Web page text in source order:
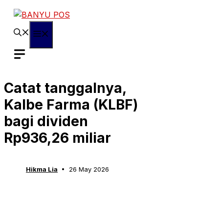
Skip
content
Catat tanggalnya,
Kalbe Farma (KLBF)
bagi dividen
Rp936,26 miliar
Hikma Lia 26 May 2026